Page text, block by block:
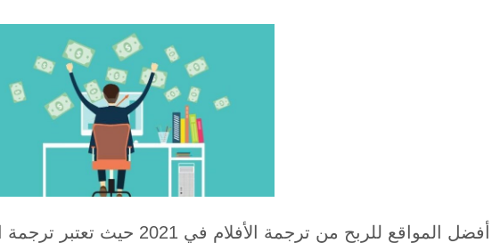
أفضل المواقع للربح من ترجمة